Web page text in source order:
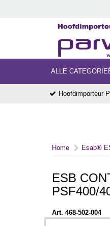
ALLE
Hoofdimporteur
Home Esab®
ESB
PSF400/
Art. 468-502-004